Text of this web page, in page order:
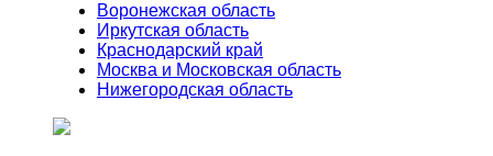
Воронежская область
Иркутская область
Краснодарский край
Москва и Московская область
Нижегородская область